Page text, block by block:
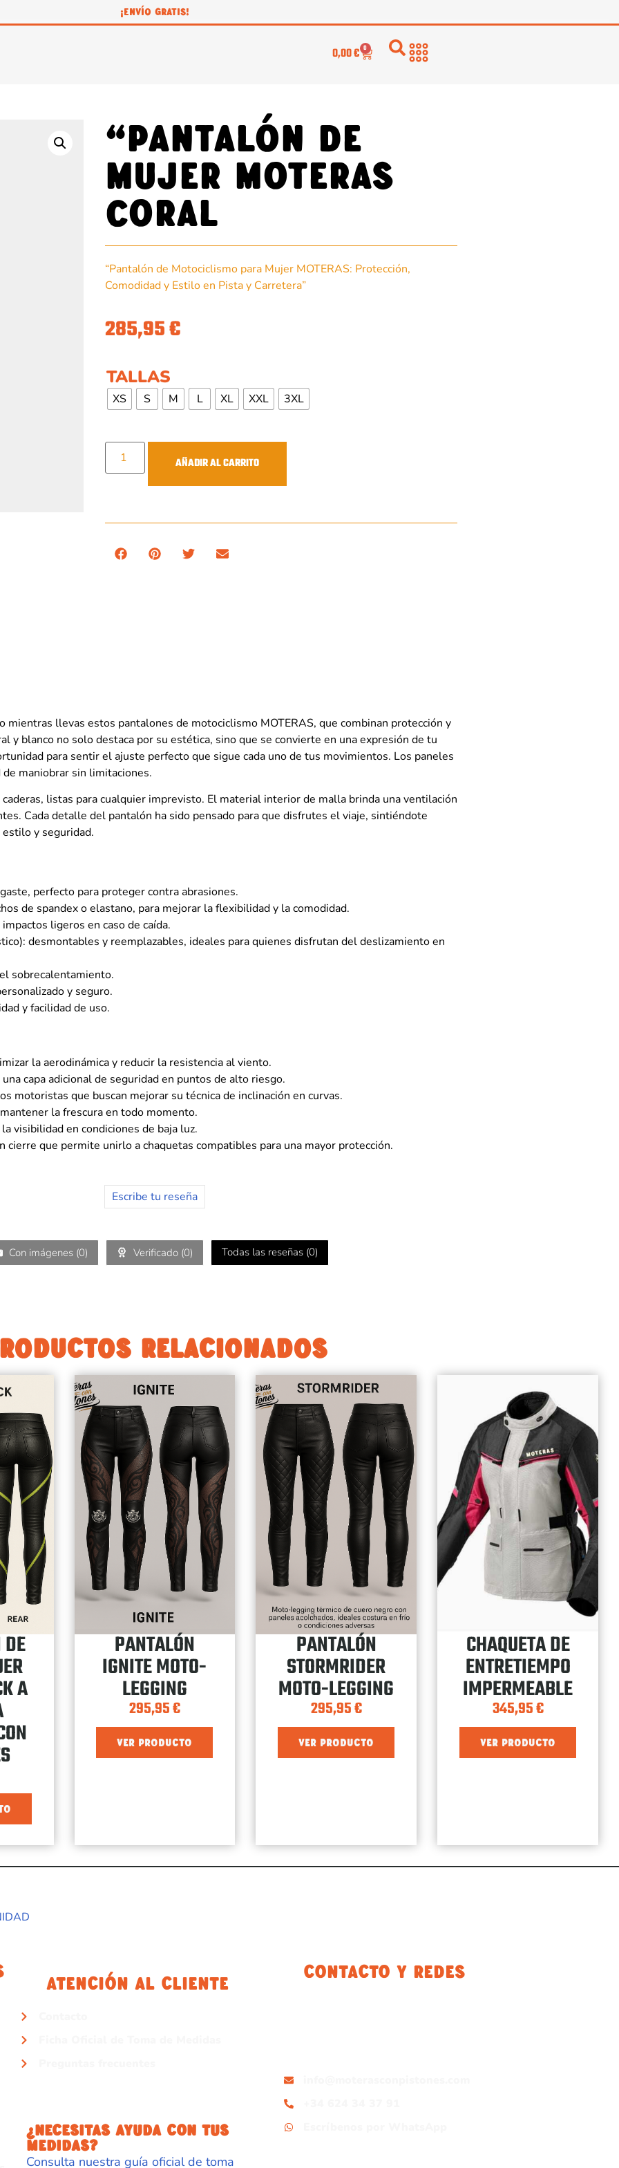
¡ENVÍO GRATIS!
0,00€ 0
“Pantalón de
Mujer MOTERAS
CORAL
“Pantalón de Motociclismo para Mujer MOTERAS: Protección,
Comodidad y Estilo en Pista y Carretera”
285,95€
TALLAS
XS S M L XL XXL 3XL
AÑADIR AL CARRITO
llevas estos pantalones de motociclismo MOTERAS, que combinan protección y
y blanco no solo destaca por su estética, sino que se convierte en una expresión de tu
para sentir el ajuste perfecto que sigue cada uno de tus movimientos. Los paneles
maniobrar sin limitaciones.
listas para cualquier imprevisto. El material interior de malla brinda una ventilación
Cada detalle del pantalón ha sido pensado para que disfrutes el viaje, sintiéndote
y seguridad.
perfecto para proteger contra abrasiones.
de spandex o elastano, para mejorar la flexibilidad y la comodidad.
ligeros en caso de caída.
desmontables y reemplazables, ideales para quienes disfrutan del deslizamiento en
sobrecalentamiento.
y seguro.
y facilidad de uso.
la aerodinámica y reducir la resistencia al viento.
capa adicional de seguridad en puntos de alto riesgo.
motoristas que buscan mejorar su técnica de inclinación en curvas.
la frescura en todo momento.
visibilidad en condiciones de baja luz.
cierre que permite unirlo a chaquetas compatibles para una mayor protección.
Escribe tu reseña
Con imágenes (0) Verificado (0) Todas las reseñas (0)
RELACIONADOS
A
PANTALÓN
IGNITE MOTO-
LEGGING
295,95€
VER PRODUCTO
PANTALÓN
STORMRIDER
MOTO-LEGGING
295,95€
VER PRODUCTO
CHAQUETA DE
ENTRETIEMPO
IMPERMEABLE
345,95€
VER PRODUCTO
Atención Al Cliente
¿NECESITAS AYUDA CON TUS
MEDIDAS?
Consulta nuestra guía oficial de toma
Contacto Y Redes